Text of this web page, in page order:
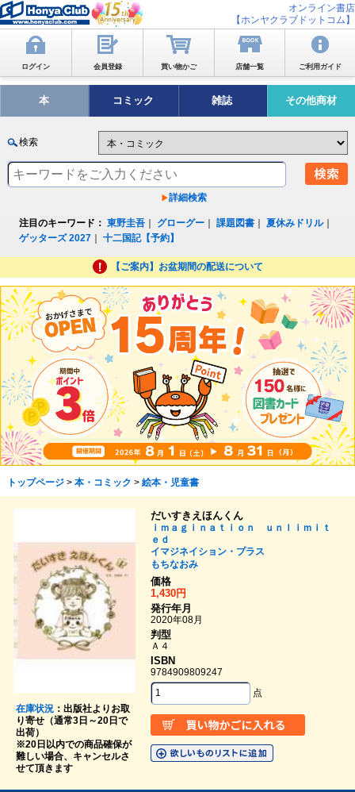
オンライン書店
【ホンヤクラブドットコム】
ログイン 会員登録 買い物かご 店舗一覧 ご利用ガイド
本 コミック 雑誌 その他商材
検索
詳細検索
注目のキーワード： 東野圭吾 グローグー ｜課題図書 ｜夏休みドリル｜
ゲッターズ 2027 ｜十二国記【予約】
【ご案内】お盆期間の配送について
トップページ> 本・コミック > 絵本・児童書
在庫状況：出版社よりお取
り寄せ（通常3日～20日で
出荷）
※20日以内での商品確保が
難しい場合、キャンセルさ
せて頂きます
だいすきえほんくん
ｉｍａｇｉｎａｔｉｏｎ ｕｎｌｉｍｉｔ
ｅｄ
イマジネイション・プラス
もちなおみ
価格
1,430円
発行年月
2020年08月
判型
Ａ４
ISBN
9784909809247
点